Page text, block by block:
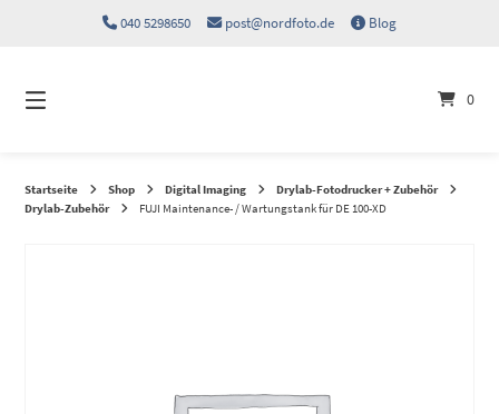
040 5298650 post@nordfoto.de Blog
0
Startseite Shop Digital Imaging
Drylab-Fotodrucker + Zubehör
Drylab-Zubehör
FUJI Maintenance- / Wartungstank für DE 100-XD